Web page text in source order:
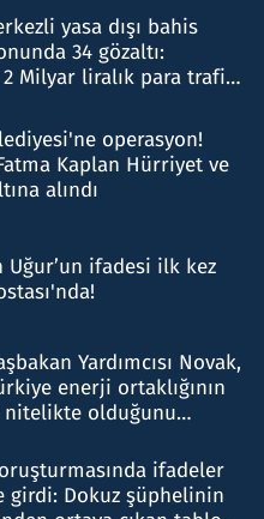
yasa dışı bahis
34 gözaltı:
2 Milyar liralık para trafiği
operasyon!
Kaplan Hürriyet ve
alındı
Uğur’un ifadesi ilk kez
Yardımcısı Novak,
enerji ortaklığının
olduğunu
ifadeler
girdi: Dokuz şüphelinin